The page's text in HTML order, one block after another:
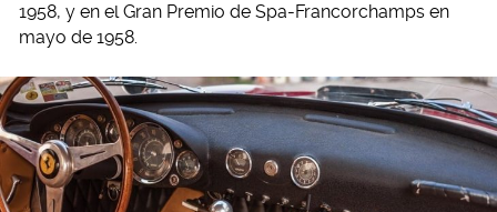
1958, y en el Gran Premio de Spa-Francorchamps en
mayo de 1958.